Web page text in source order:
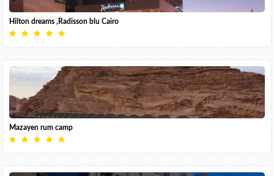
Hilton dreams ,Radisson blu Cairo
Mazayen rum camp